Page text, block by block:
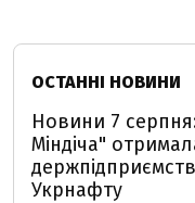
ОСТАННІ НОВИНИ
Новини 7
Міндіча"
Укрнафту